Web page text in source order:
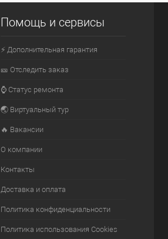
Помощь и сервисы
⚡ Дополнительная гарантия
🎫 Отследить заказ
⌚ Статус ремонта
🌏 Виртуальный тур
🔥 Вакансии
О компании
Контакты
Доставка и оплата
Политика конфиденциальности
Политика использования Cookies